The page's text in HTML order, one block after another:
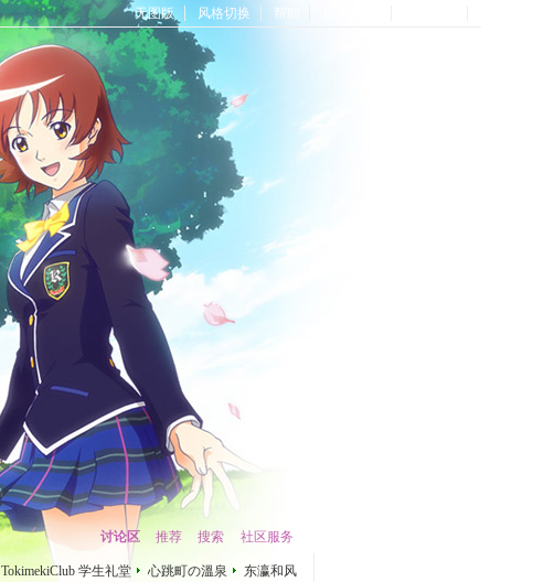
无图版 风格切换 帮助
讨论区 推荐 搜索 社区服务
TokimekiClub 学生礼堂 心跳町の溫泉
东瀛和风